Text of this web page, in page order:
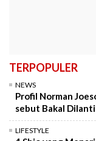
TERPOPULER
NEWS
Profil Norman
sebut Bakal
LIFESTYLE